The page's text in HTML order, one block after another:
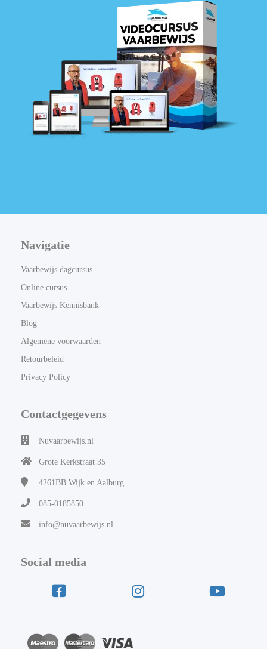
Navigatie
Vaarbewijs dagcursus
Online cursus
Vaarbewijs Kennisbank
Blog
Algemene voorwaarden
Retourbeleid
Privacy Policy
Contactgegevens
Nuvaarbewijs.nl
Grote Kerkstraat 35
4261BB Wijk en Aalburg
085-0185850
info@nuvaarbewijs.nl
Social media